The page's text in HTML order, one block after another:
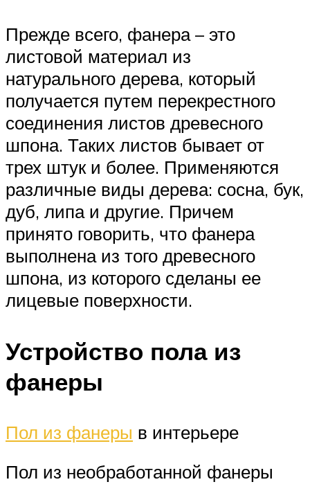
Прежде всего, фанера – это
листовой материал из
натурального дерева, который
получается путем перекрестного
соединения листов древесного
шпона. Таких листов бывает от
трех штук и более. Применяются
различные виды дерева: сосна, бук,
дуб, липа и другие. Причем
принято говорить, что фанера
выполнена из того древесного
шпона, из которого сделаны ее
лицевые поверхности.
Устройство пола из
фанеры
Пол из фанеры в интерьере
Пол из необработанной фанеры